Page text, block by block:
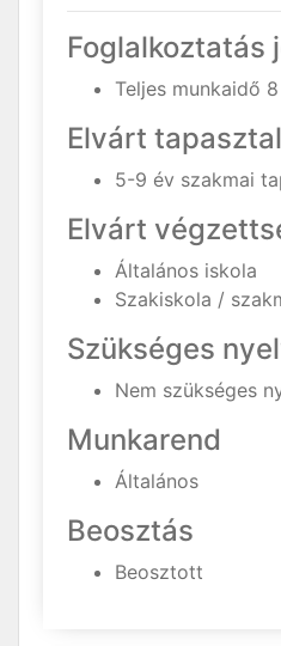
Foglalkoztatás
Teljes munkaidő
Elvárt
5-9 év szakmai
Elvárt
Általános iskola
Szakiskola /
Szükséges
Nem szükséges
Munkarend
Általános
Beosztás
Beosztott